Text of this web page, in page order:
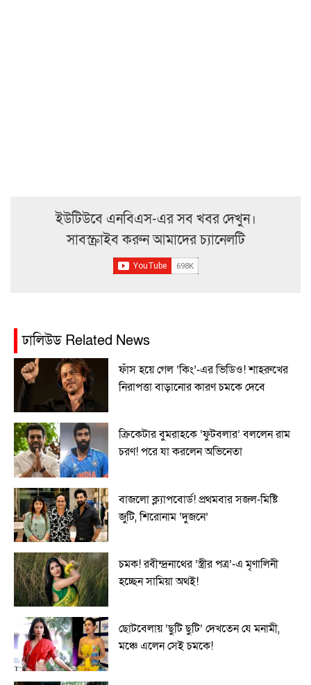
ইউটিউবে এনবিএস-এর সব খবর দেখুন।
সাবস্ক্রাইব করুন আমাদের চ্যানেলটি
ঢালিউড Related News
ফাঁস হয়ে গেল ‘কিং’-এর ভিডিও! শাহরুখের
নিরাপত্তা বাড়ানোর কারণ চমকে দেবে
ক্রিকেটার বুমরাহকে ‘ফুটবলার’ বললেন রাম
চরণ! পরে যা করলেন অভিনেতা
বাজলো ক্ল্যাপবোর্ড! প্রথমবার সজল-মিষ্টি
জুটি, শিরোনাম ‘দুজনে’
চমক! রবীন্দ্রনাথের ‘স্ত্রীর পত্র’-এ মৃণালিনী
হচ্ছেন সামিয়া অথই!
ছোটবেলায় ‘ছুটি ছুটি’ দেখতেন যে মনামী,
মঞ্চে এলেন সেই চমকে!